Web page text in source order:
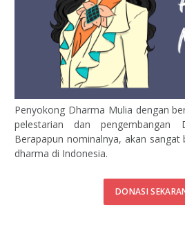
Penyokong Dharma Mulia dengan
pelestarian dan pengembangan
Berapapun nominalnya, akan
dharma di Indonesia.
DONASI